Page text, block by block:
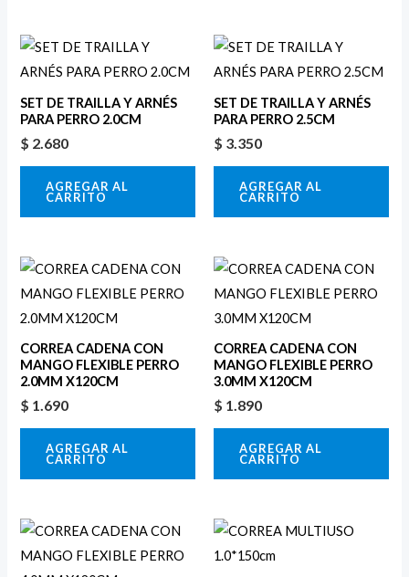
SET DE TRAILLA Y ARNÉS
PARA PERRO 2.0CM
$ 2.680
AGREGAR AL
CARRITO
SET DE TRAILLA Y ARNÉS
PARA PERRO 2.5CM
$ 3.350
AGREGAR AL
CARRITO
CORREA CADENA CON
MANGO FLEXIBLE PERRO
2.0MM X120CM
$ 1.690
AGREGAR AL
CARRITO
CORREA CADENA CON
MANGO FLEXIBLE PERRO
3.0MM X120CM
$ 1.890
AGREGAR AL
CARRITO